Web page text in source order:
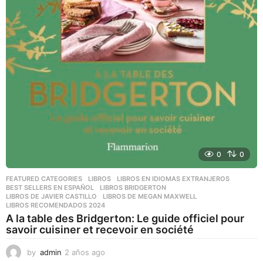
0 0
FEATURED CATEGORIES ,LIBROS ,LIBROS EN IDIOMAS EXTRANJEROS
BEST SELLERS EN ESPAÑOL
,LIBROS BRIDGERTON
LIBROS DE JAVIER CASTILLO
,LIBROS DE MEGAN MAXWELL
LIBROS RECOMENDADOS 2024
A la table des Bridgerton: Le guide officiel pour
savoir cuisiner et recevoir en société
by admin 2 años ago